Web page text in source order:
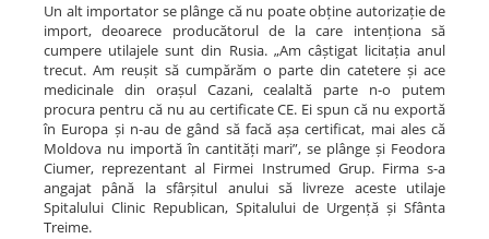
Un alt importator se plânge că nu poate obține autorizație de
import, deoarece producătorul de la care intenționa să
cumpere utilajele sunt din Rusia. „Am câștigat licitația anul
trecut. Am reușit să cumpărăm o parte din catetere și ace
medicinale din orașul Cazani, cealaltă parte n-o putem
procura pentru că nu au certificate CE. Ei spun că nu exportă
în Europa și n-au de gând să facă așa certificat, mai ales că
Moldova nu importă în cantități mari”, se plânge și Feodora
Ciumer, reprezentant al Firmei Instrumed Grup. Firma s-a
angajat până la sfârșitul anului să livreze aceste utilaje
Spitalului Clinic Republican, Spitalului de Urgență și Sfânta
Treime.